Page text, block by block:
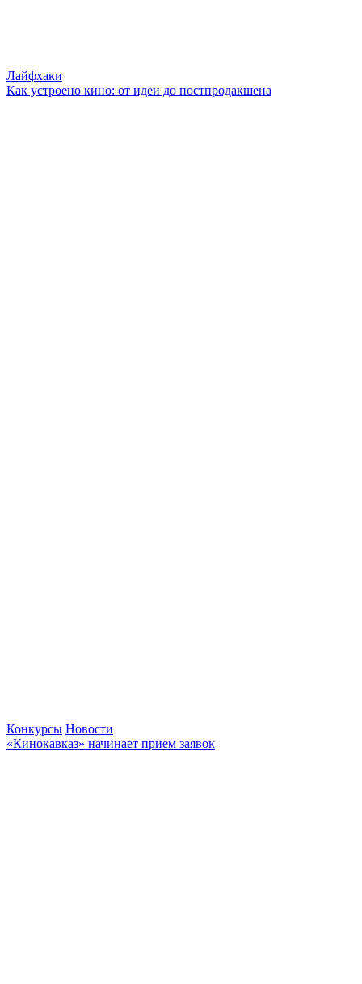
Лайфхаки
Как устроено кино: от идеи до постпродакшена
Конкурсы Новости
«Кинокавказ» начинает прием заявок